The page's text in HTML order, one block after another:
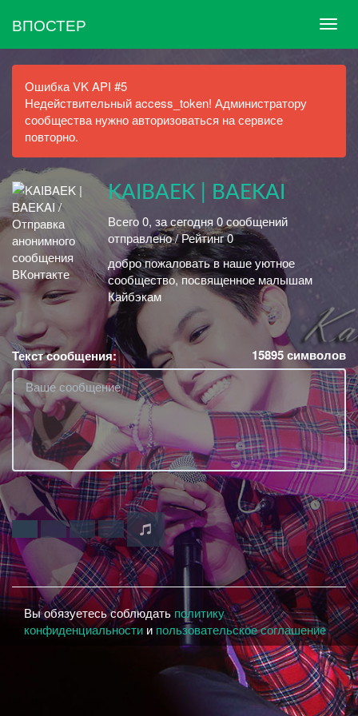
ВПОСТЕР
Ошибка VK API #5
Недействительный access_token! Администратору
сообщества нужно авторизоваться на сервисе
повторно.
KAIBAEK | BAEKAI
Всего 0, за сегодня 0 сообщений
отправлено / Рейтинг 0
добро пожаловать в наше уютное
сообщество, посвященное малышам
Кайбэкам
Текст сообщения: 15895символов
Вы обязуетесь соблюдать политику
конфиденциальности и пользовательское соглашение